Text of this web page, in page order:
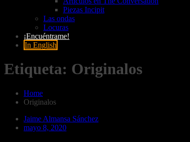
Piezas Incipit
Las ondas
Locuras
¡Encuéntrame!
In English
Etiqueta: Originalos
Home
Originalos
Jaime Almansa Sánchez
mayo 8, 2020